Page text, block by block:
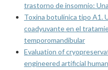
trastorno de insomnio:
Toxina botulínica tipo A1.
coadyuvante en el
temporomandibular
Evaluation of
engineered artificial